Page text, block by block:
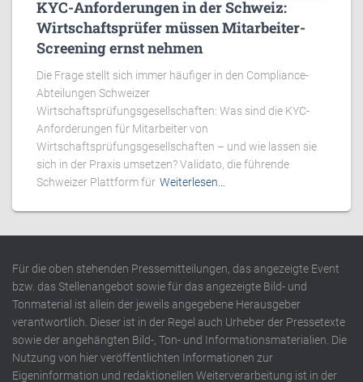
KYC-Anforderungen in der Schweiz:
Wirtschaftsprüfer müssen Mitarbeiter-
Screening ernst nehmen
Die Frage stellt sich immer häufiger in den Compliance-
Abteilungen Schweizer
Wirtschaftsprüfungsgesellschaften: Was sind die KYC-
Anforderungen für Mitarbeiter von
Wirtschaftsprüfungsgesellschaften – und wie lassen sie
sich in der Praxis umsetzen? Validato, die führende
Schweizer Plattform für Weiterlesen…
Für die oben stehenden Pressemitteilungen, das angezeigte Event
bzw. das Stellenangebot sowie für das angezeigte Bild- und
Tonmaterial ist allein der jeweils angegebene Herausgeber
verantwortlich. Dieser ist in der Regel auch Urheber der Pressetexte
sowie der angehängten Bild-, Ton- und Informationsmaterialien. Die
Nutzung von hier veröffentlichten Informationen zur
Eigeninformation und redaktionellen Weiterverarbeitung ist in der